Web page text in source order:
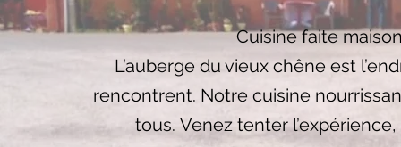
Cuisine faite
L’auberge du vieux chêne est
rencontrent. Notre cuisine
tous. Venez tenter